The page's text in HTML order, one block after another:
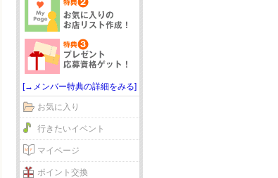
[→メンバー特典の詳細をみる]
お気に入り
行きたいイベント
マイページ
ポイント交換